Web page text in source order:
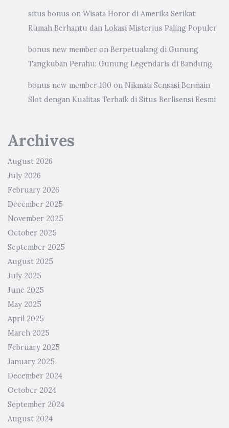
situs bonus on Wisata Horor di Amerika Serikat:
Rumah Berhantu dan Lokasi Misterius Paling Populer
bonus new member on Berpetualang di Gunung
Tangkuban Perahu: Gunung Legendaris di Bandung
bonus new member 100 on Nikmati Sensasi Bermain
Slot dengan Kualitas Terbaik di Situs Berlisensi Resmi
Archives
August 2026
July 2026
February 2026
December 2025
November 2025
October 2025
September 2025
August 2025
July 2025
June 2025
May 2025
April 2025
March 2025
February 2025
January 2025
December 2024
October 2024
September 2024
August 2024